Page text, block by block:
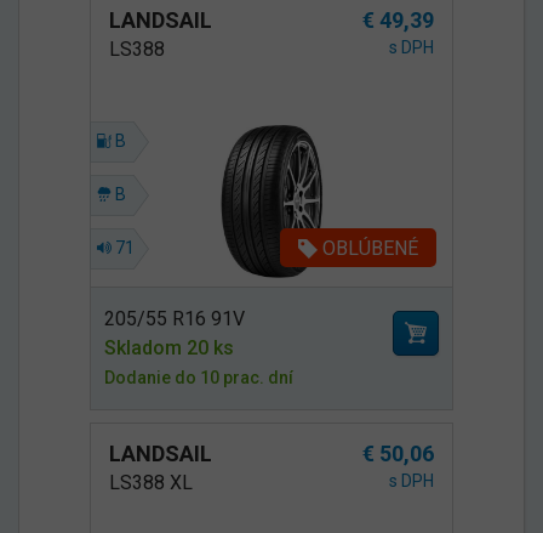
LANDSAIL € 49,39
LS388 s DPH
B
B
71 OBLÚBENÉ
205/55 R16 91V
Skladom 20 ks
Dodanie do 10 prac. dní
LANDSAIL € 50,06
LS388 XL s DPH